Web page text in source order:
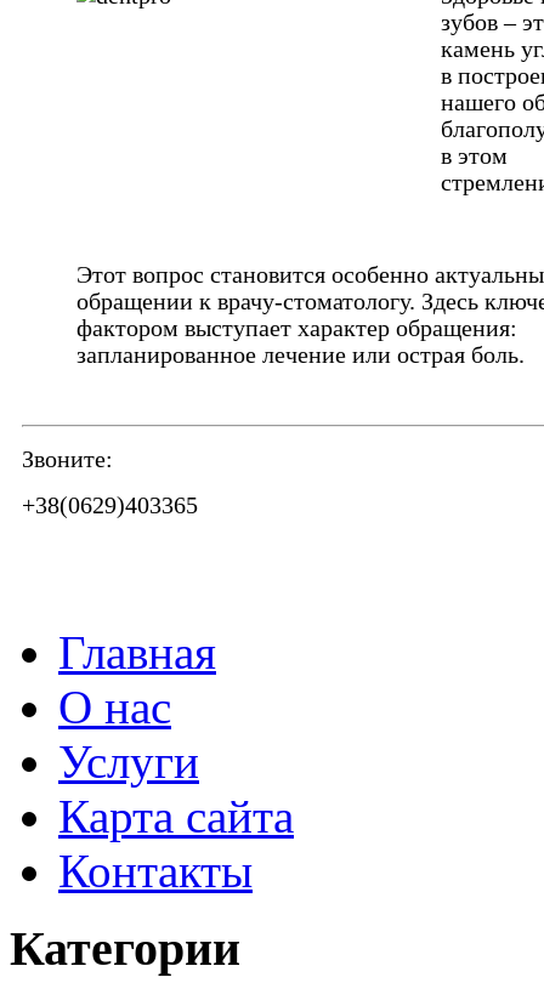
зубов –
камень
в
нашего
в этом
Этот вопрос становится особенно
обращении к врачу-стоматологу. Здесь
фактором выступает характер обращения:
запланированное лечение или острая боль.
Звоните:
+38(0629)403365
Главная
О нас
Услуги
Карта сайта
Контакты
Категории